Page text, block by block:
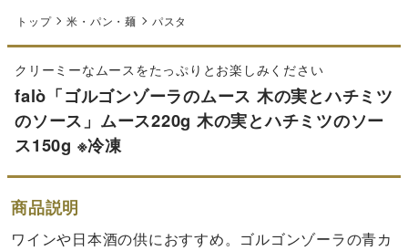
トップ 米・パン・麺 パスタ
クリーミーなムースをたっぷりとお楽しみください
falò「ゴルゴンゾーラのムース 木の実とハチミツ
のソース」ムース220g 木の実とハチミツのソー
ス150g ※冷凍
商品説明
ワインや日本酒の供におすすめ。ゴルゴンゾーラの青カ